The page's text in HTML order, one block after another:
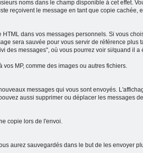
noms dans le champ disponible à cet effet.
reçoivent le message en tant que copie cachée,
dans vos messages personnels. Si vous
sera sauvée pour vous servir de référence plus
des messages", où vous pourrez voir si/quand il a
MP, comme des images ou autres fichiers.
messages qui vous sont envoyés.
aussi supprimer ou déplacer les messages
copie lors de l'envoi.
aurez sauvegardés dans le but de les envoyer